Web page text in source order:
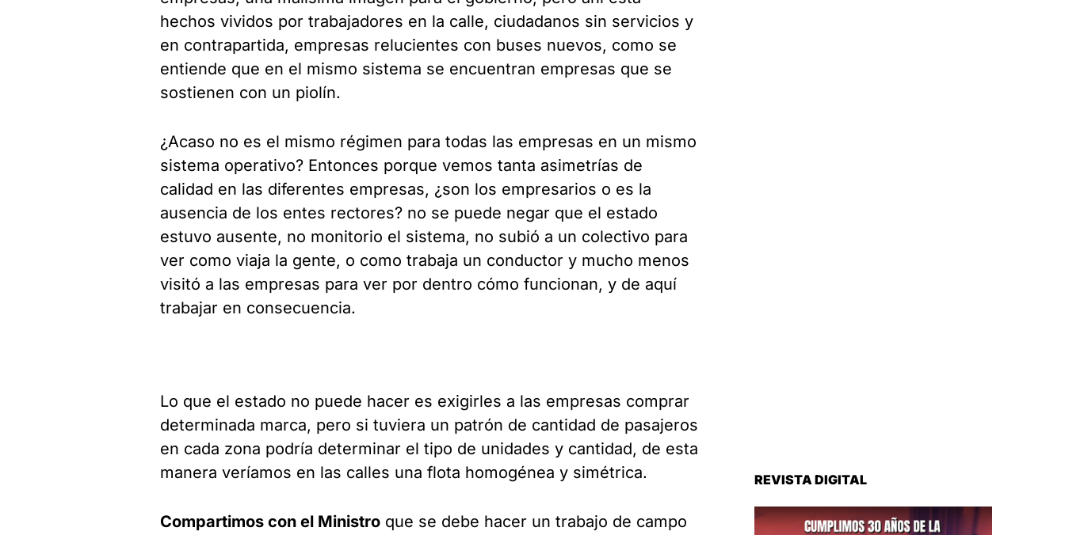
hechos vividos por trabajadores en la calle, ciudadanos sin servicios y
en contrapartida, empresas relucientes con buses nuevos, como se
entiende que en el mismo sistema se encuentran empresas que se
sostienen con un piolín.
¿Acaso no es el mismo régimen para todas las empresas en un mismo
sistema operativo? Entonces porque vemos tanta asimetrías de
calidad en las diferentes empresas, ¿son los empresarios o es la
ausencia de los entes rectores? no se puede negar que el estado
estuvo ausente, no monitorio el sistema, no subió a un colectivo para
ver como viaja la gente, o como trabaja un conductor y mucho menos
visitó a las empresas para ver por dentro cómo funcionan, y de aquí
trabajar en consecuencia.
Lo que el estado no puede hacer es exigirles a las empresas comprar
determinada marca, pero si tuviera un patrón de cantidad de pasajeros
en cada zona podría determinar el tipo de unidades y cantidad, de esta
manera veríamos en las calles una flota homogénea y simétrica.
Compartimos con el Ministro que se debe hacer un trabajo de campo
REVISTA DIGITAL